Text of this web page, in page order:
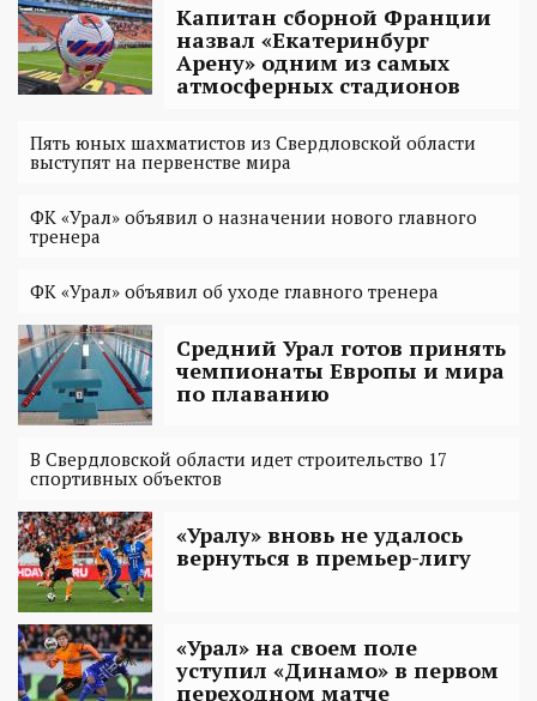
Капитан сборной Франции
назвал «Екатеринбург
Арену» одним из самых
атмосферных стадионов
Пять юных шахматистов из Свердловской области
выступят на первенстве мира
ФК «Урал» объявил о назначении нового главного
тренера
ФК «Урал» объявил об уходе главного тренера
Средний Урал готов принять
чемпионаты Европы и мира
по плаванию
В Свердловской области идет строительство 17
спортивных объектов
«Уралу» вновь не удалось
вернуться в премьер-лигу
«Урал» на своем поле
уступил «Динамо» в первом
переходном матче